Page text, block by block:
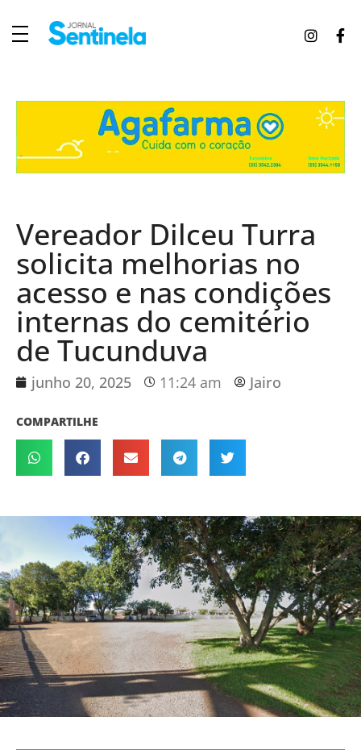
Vereador Dilceu Turra
solicita melhorias no
acesso e nas condições
internas do cemitério
de Tucunduva
junho 20, 2025 11:24 am Jairo
COMPARTILHE